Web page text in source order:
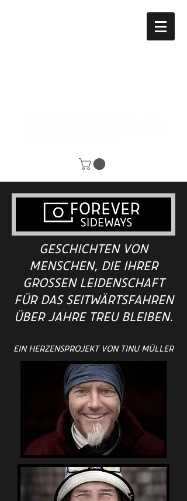
Geschichten von
Menschen, die ihrer
grossen Leidenschaft
für das Seitwärtsfahren
über Jahre treu bleiben.
Ein Herzensprojekt von Tinu Müller